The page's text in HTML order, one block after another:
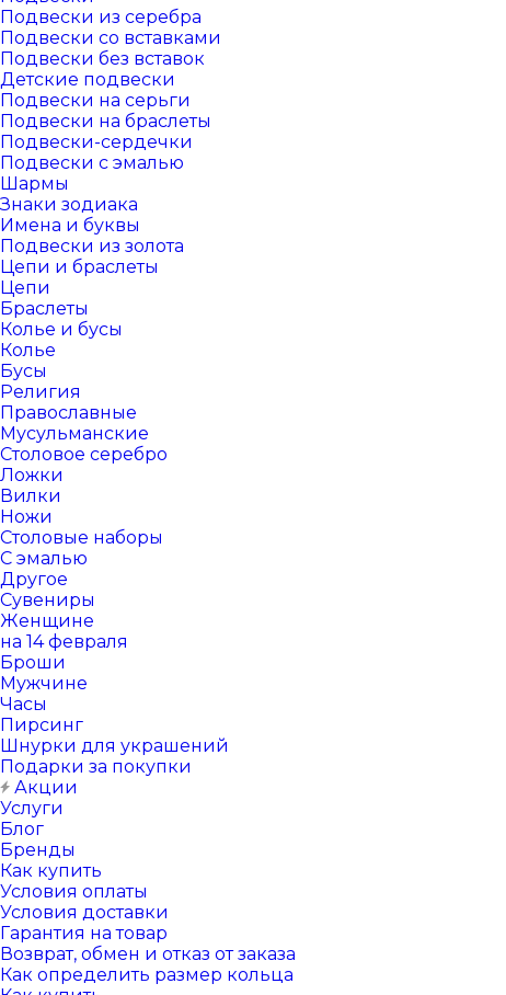
Подвески из серебра
Подвески со вставками
Подвески без вставок
Детские подвески
Подвески на серьги
Подвески на браслеты
Подвески-сердечки
Подвески с эмалью
Шармы
Знаки зодиака
Имена и буквы
Подвески из золота
Цепи и браслеты
Цепи
Браслеты
Колье и бусы
Колье
Бусы
Религия
Православные
Мусульманские
Столовое серебро
Ложки
Вилки
Ножи
Столовые наборы
С эмалью
Другое
Сувениры
Женщине
на 14 февраля
Броши
Мужчине
Часы
Пирсинг
Шнурки для украшений
Подарки за покупки
Акции
Услуги
Блог
Бренды
Как купить
Условия оплаты
Условия доставки
Гарантия на товар
Возврат, обмен и отказ от заказа
Как определить размер кольца